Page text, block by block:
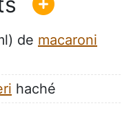
de macaroni
haché